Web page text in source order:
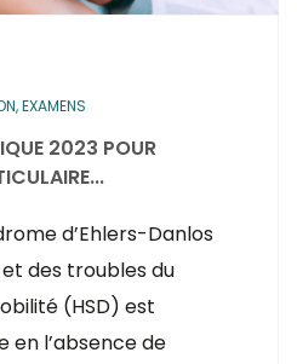
EXAMENS
2023 POUR
d’Ehlers-Danlos
des troubles du
(HSD) est
en l’absence de